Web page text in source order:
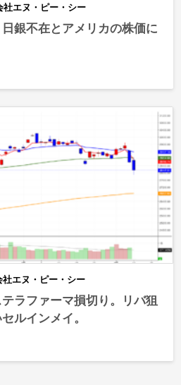
社エヌ・ピー・シー
銀不在とアメリカの株価に
社エヌ・ピー・シー
ラファーマ損切り。リバ狙
ルインメイ。